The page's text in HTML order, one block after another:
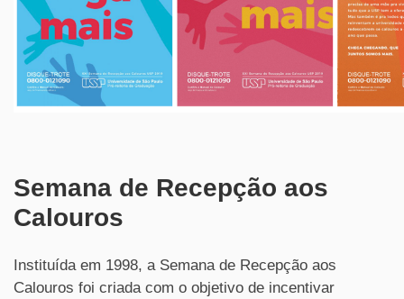
Semana de Recepção aos
Calouros
Instituída em 1998, a Semana de Recepção aos
Calouros foi criada com o objetivo de incentivar